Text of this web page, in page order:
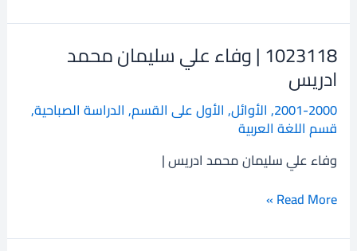
1023118 | وفاء علي سليمان محمد
ادريس
2001-2000
, الأوائل, الأول على القسم, الدراسة الصباحية,
قسم اللغة العربية
وفاء علي سليمان محمد ادريس |
1023118
|
وفاء
علي
سليمان
ادريس
Read More »